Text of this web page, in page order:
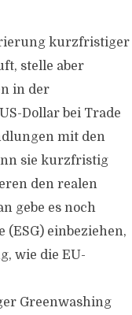
kurzfristiger
stelle aber
in der
Dollar bei Trade
mit den
sie kurzfristig
den realen
gebe es noch
einbeziehen,
wie die EU-
Greenwashing